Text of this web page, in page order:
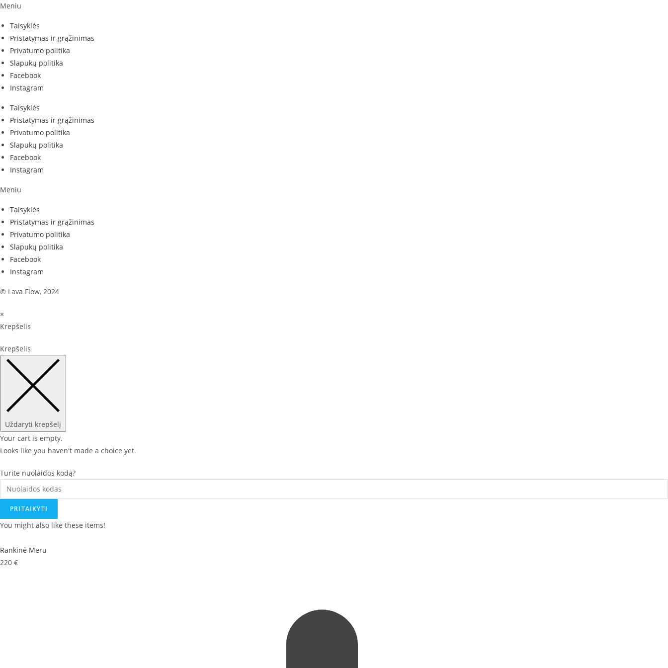
Meniu
Taisyklės
Pristatymas ir grąžinimas
Privatumo politika
Slapukų politika
Facebook
Instagram
Taisyklės
Pristatymas ir grąžinimas
Privatumo politika
Slapukų politika
Facebook
Instagram
Meniu
Taisyklės
Pristatymas ir grąžinimas
Privatumo politika
Slapukų politika
Facebook
Instagram
© Lava Flow, 2024
×
Krepšelis
Krepšelis
Uždaryti krepšelį
Your cart is empty.
Looks like you haven't made a choice yet.
Turite nuolaidos kodą?
PRITAIKYTI
You might also like these items!
Rankinė Meru
220 €